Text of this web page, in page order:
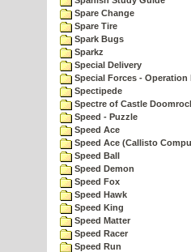
Spare Change
Spare Tire
Spark Bugs
Sparkz
Special Delivery
Special Forces - Operation
Spectipede
Spectre of Castle
Speed - Puzzle
Speed Ace
Speed Ace (Callisto
Speed Ball
Speed Demon
Speed Fox
Speed Hawk
Speed King
Speed Matter
Speed Racer
Speed Run